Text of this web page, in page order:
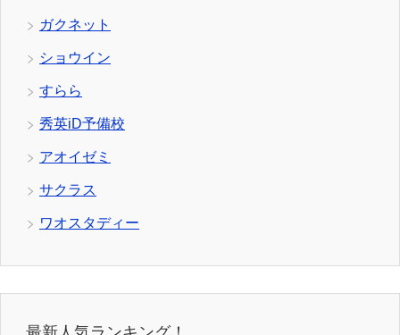
ガクネット
ショウイン
すらら
秀英iD予備校
アオイゼミ
サクラス
ワオスタディー